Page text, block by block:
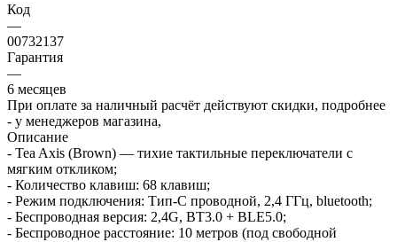
Код
—
00732137
Гарантия
—
6 месяцев
При оплате за наличный расчёт действуют скидки, подробнее
- у менеджеров магазина,
Описание
- Tea Axis (Brown) — тихие тактильные переключатели с
мягким откликом;
- Количество клавиш: 68 клавиш;
- Режим подключения: Тип-C проводной, 2,4 ГГц, bluetooth;
- Беспроводная версия: 2,4G, BT3.0 + BLE5.0;
- Беспроводное расстояние: 10 метров (под свободной